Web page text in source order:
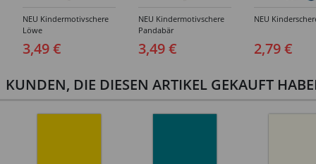
NEU Kindermotivschere
Löwe
3,49 €
NEU Kindermotivschere
Pandabär
3,49 €
NEU
2,79 €
KUNDEN, DIE DIESEN ARTIKEL GEKAUFT